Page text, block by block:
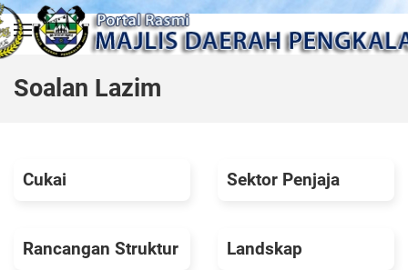
Skip to main content
Soalan Lazim
Cukai Sektor Penjaja
Rancangan Struktur Landskap